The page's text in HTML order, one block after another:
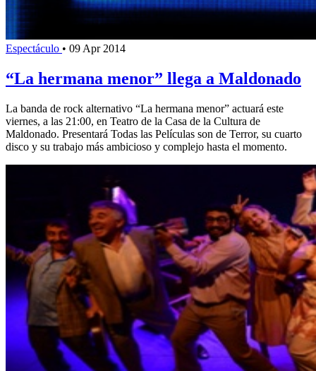
Espectáculo • 09 Apr 2014
“La hermana menor” llega a Maldonado
La banda de rock alternativo “La hermana menor” actuará este
viernes, a las 21:00, en Teatro de la Casa de la Cultura de
Maldonado. Presentará Todas las Películas son de Terror, su cuarto
disco y su trabajo más ambicioso y complejo hasta el momento.